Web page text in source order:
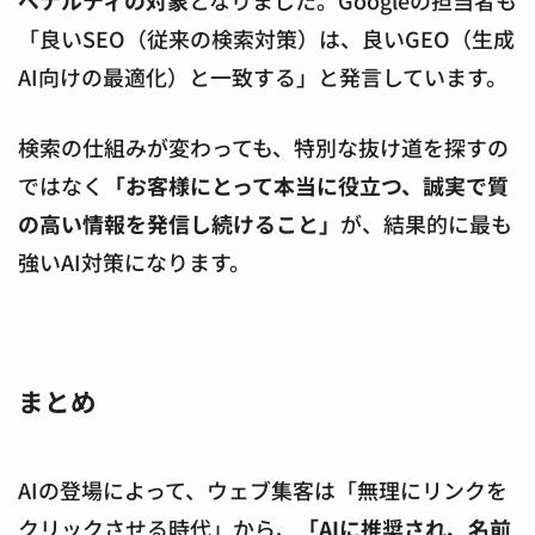
「良いSEO（従来の検索対策）は、良いGEO（生成
AI向けの最適化）と一致する」と発言しています。
検索の仕組みが変わっても、特別な抜け道を探すの
ではなく
「お客様にとって本当に役立つ、誠実で質
の高い情報を発信し続けること」 が、結果的に最も
強いAI対策になります。
まとめ
AIの登場によって、ウェブ集客は「無理にリンクを
クリックさせる時代」から、
「AIに推奨され、名前